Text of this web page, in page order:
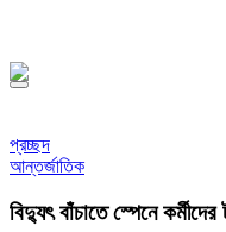
প্রচ্ছদ
আন্তর্জাতিক
বিদ্যুৎ বাঁচাতে স্পেনে